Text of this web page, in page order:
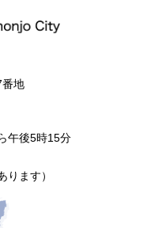
地
午後5時15分
ります）